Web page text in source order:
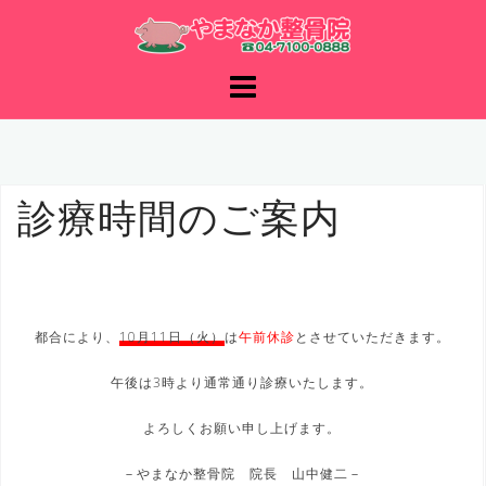
コ
ン
ン
ツ
キ
ッ
診療時間のご案内
都合により、 10月11日（火）は午前休診とさせていただきます。
午後は3時より通常通り診療いたします。
よろしくお願い申し上げます。
－やまなか整骨院 院長 山中健二－